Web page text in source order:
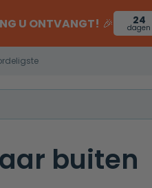
U ONTVANGT! 🎉 24
dagen
buiten